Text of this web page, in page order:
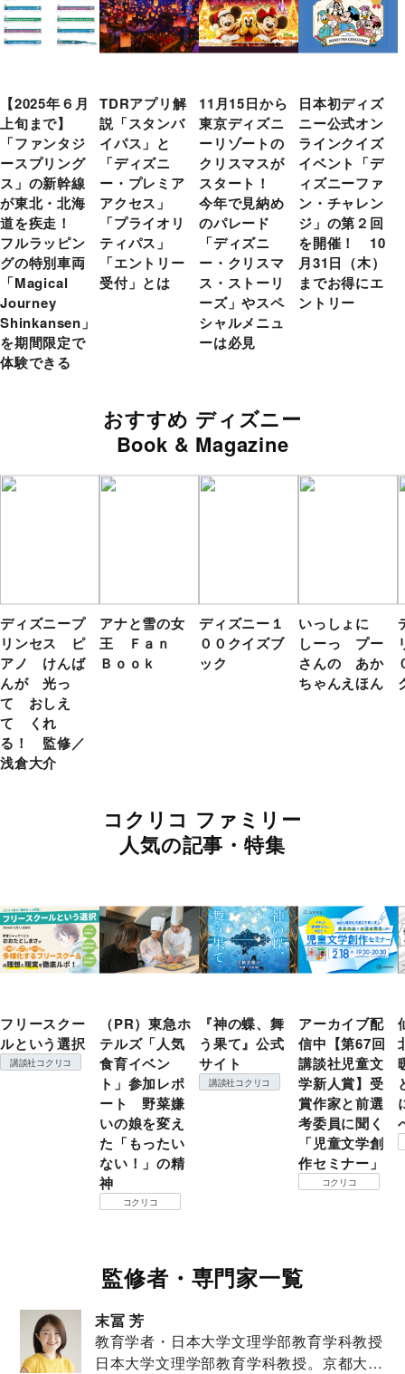
【2025年６月
上旬まで】
「ファンタジ
ースプリング
ス」の新幹線
が東北・北海
道を疾走！
フルラッピン
グの特別車両
「Magical
Journey
Shinkansen」
を期間限定で
体験できる
TDRアプリ解
説「スタンバ
イパス」と
「ディズニ
ー・プレミア
アクセス」
「プライオリ
ティパス」
「エントリー
受付」とは
11月15日から
東京ディズニ
ーリゾートの
クリスマスが
スタート！
今年で見納め
のパレード
「ディズニ
ー・クリスマ
ス・ストーリ
ーズ」やスペ
シャルメニュ
ーは必見
日本初ディズ
ニー公式オン
ラインクイズ
イベント「デ
ィズニーファ
ン・チャレン
ジ」の第２回
を開催！ 10
月31日（木）
までお得にエ
ントリー
おすすめ ディズニー
Book & Magazine
ディズニープ
リンセス ピ
アノ けんば
んが 光っ
て おしえ
て くれ
る！ 監修／
浅倉大介
アナと雪の女
王 Ｆａｎ
Ｂｏｏｋ
ディズニー１
００クイズブ
ック
いっしょに
しーっ プー
さんの あか
ちゃんえほん
コクリコ ファミリー
人気の記事・特集
フリースクー
ルという選択
講談社コクリコ
（PR）東急ホ
テルズ「人気
食育イベン
ト」参加レポ
ート 野菜嫌
いの娘を変え
た「もったい
ない！」の精
神
コクリコ
『神の蝶、舞
う果て』公式
サイト
講談社コクリコ
アーカイブ配
信中【第67回
講談社児童文
学新人賞】受
賞作家と前選
考委員に聞く
「児童文学創
作セミナー」
コクリコ
監修者・専門家一覧
末冨 芳
教育学者・日本大学文理学部教育学科教授
日本大学文理学部教育学科教授。京都大学